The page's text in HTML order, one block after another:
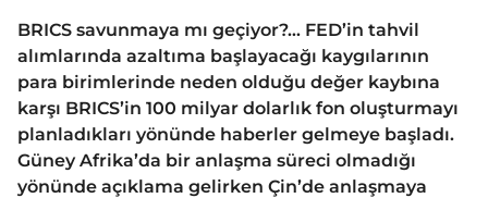
BRICS savunmaya mı geçiyor?… FED’in tahvil
alımlarında azaltıma başlayacağı kaygılarının
para birimlerinde neden olduğu değer kaybına
karşı BRICS’in 100 milyar dolarlık fon oluşturmayı
planladıkları yönünde haberler gelmeye başladı.
Güney Afrika’da bir anlaşma süreci olmadığı
yönünde açıklama gelirken Çin’de anlaşmaya